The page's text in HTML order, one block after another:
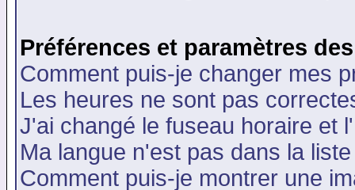
Préférences et paramètres
Comment puis-je changer mes
Les heures ne sont pas
J'ai changé le fuseau horaire et
Ma langue n'est pas dans la
Comment puis-je montrer une